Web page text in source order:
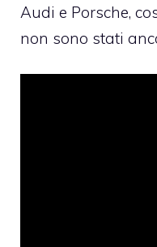
Audi e Porsche,
non sono stati